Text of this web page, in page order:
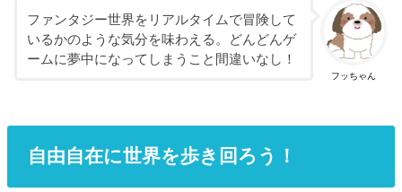
フッちゃん
ファンタジー世界をリアルタイムで冒険して
いるかのような気分を味わえる。どんどんゲ
ームに夢中になってしまうこと間違いなし！
自由自在に世界を歩き回ろう！